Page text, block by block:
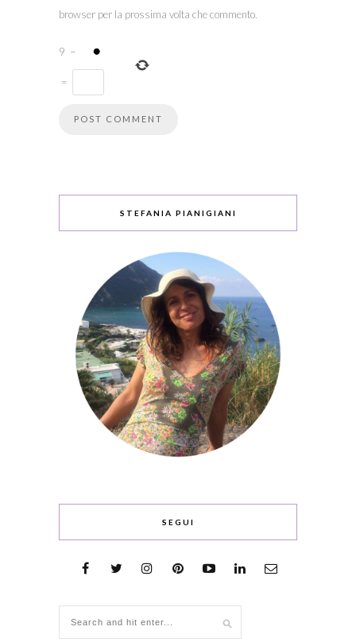
browser per la prossima volta che commento.
9 −
=
STEFANIA PIANIGIANI
SEGUI